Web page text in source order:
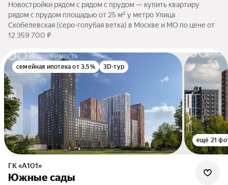
Новостройки рядом с рядом с прудом — купить квартиру
рядом с прудом площадью от 25 м² у метро Улица
Скобелевская (серо-голубая ветка) в Москве и МО по цене от
12 359 700 ₽
семейная ипотека от 3.5% 3D-тур
ещё 21
ГК «А101»
Южные сады